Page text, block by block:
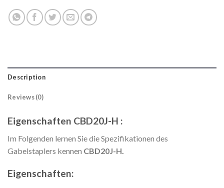
Description
Reviews (0)
Eigenschaften CBD20J-H :
Im Folgenden lernen Sie die Spezifikationen des
Gabelstaplers kennen CBD20J-H.
Eigenschaften: